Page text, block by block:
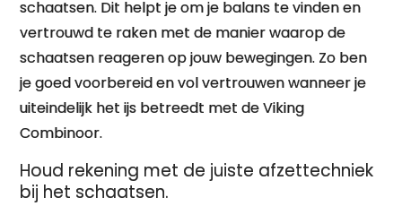
schaatsen. Dit helpt je om je balans te vinden en
vertrouwd te raken met de manier waarop de
schaatsen reageren op jouw bewegingen. Zo ben
je goed voorbereid en vol vertrouwen wanneer je
uiteindelijk het ijs betreedt met de Viking
Combinoor.
Houd rekening met de juiste afzettechniek
bij het schaatsen.